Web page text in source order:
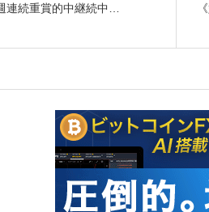
連続重賞的中継続中…